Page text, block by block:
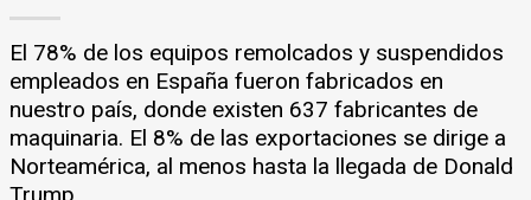
El 78% de los equipos remolcados y suspendidos
empleados en España fueron fabricados en
nuestro país, donde existen 637 fabricantes de
maquinaria. El 8% de las exportaciones se dirige a
Norteamérica, al menos hasta la llegada de Donald